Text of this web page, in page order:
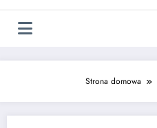
Strona domowa